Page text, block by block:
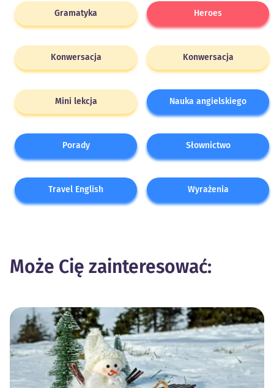
Gramatyka Heroes
Konwersacja Konwersacja
Mini lekcja Nauka angielskiego
Porady Słownictwo
Travel English Wyrażenia
Może Cię zainteresować: